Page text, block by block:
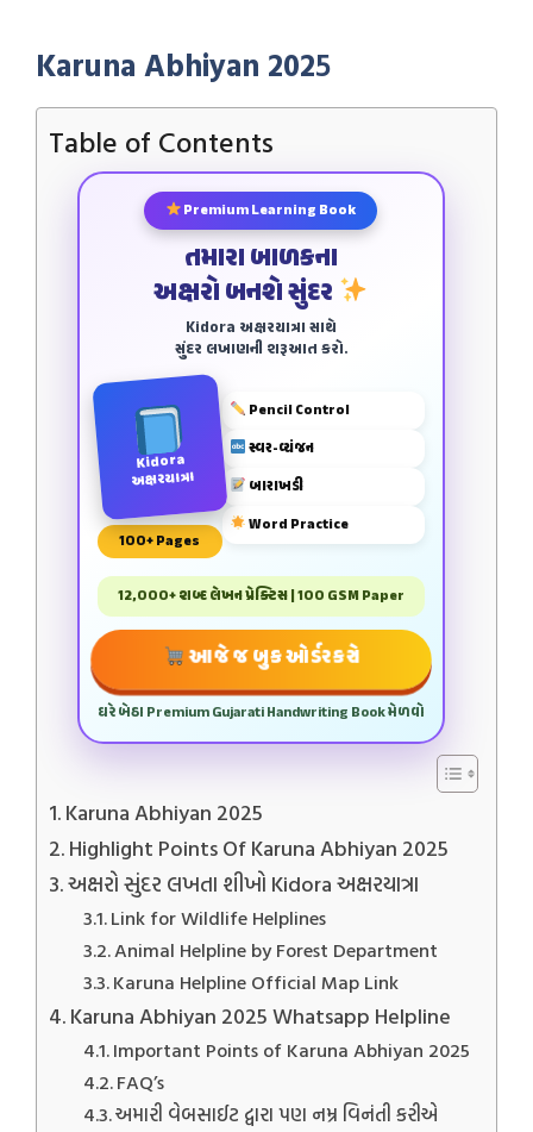
Karuna Abhiyan 2025
Table of Contents
Premium Learning Book
તમારા બાળકના
અક્ષરો બનશે સુંદર
Kidora અક્ષરયાત્રા સાથે
સુંદર લખાણની શરૂઆત કરો.
Kidora
અક્ષરયાત્રા
100+ Pages
Pencil Control
સ્વર-વ્યંજન
બારાખડી
Word Practice
12,000+ શબ્દ લેખન પ્રેક્ટિસ | 100 GSM Paper
આજે જ બુક ઓર્ડર કરો
ઘરે બેઠા Premium Gujarati Handwriting Book મેળવો
Karuna Abhiyan 2025
Highlight Points Of Karuna Abhiyan 2025
અક્ષરો સુંદર લખતા શીખો Kidora અક્ષરયાત્રા
Link for Wildlife Helplines
Animal Helpline by Forest Department
Karuna Helpline Official Map Link
Karuna Abhiyan 2025 Whatsapp Helpline
Important Points of Karuna Abhiyan 2025
FAQ’s
અમારી વેબસાઈટ દ્વારા પણ નમ્ર વિનંતી કરીએ